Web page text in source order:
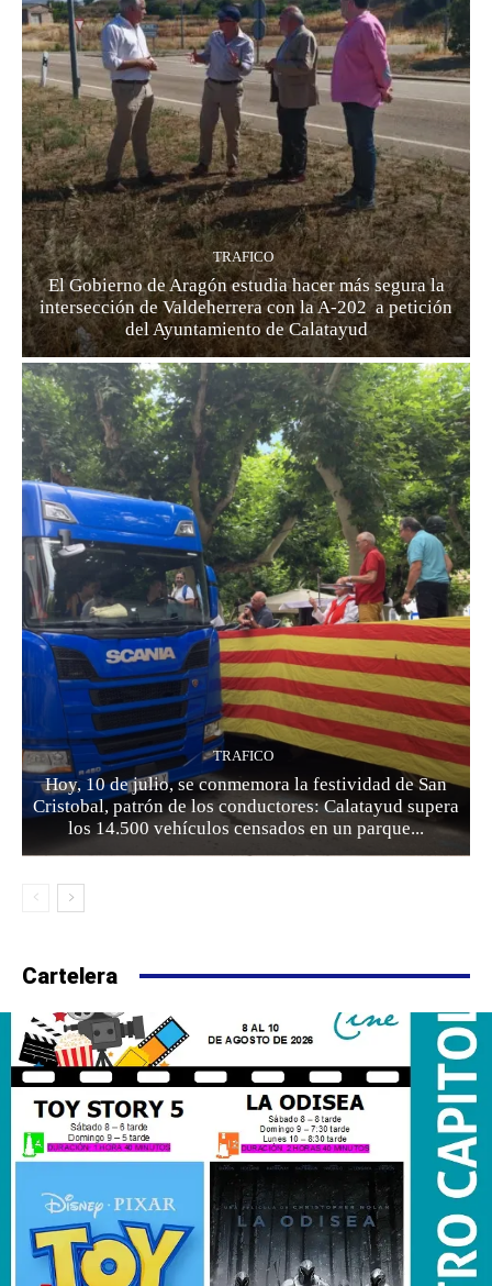
TRAFICO
El Gobierno de Aragón estudia hacer más segura la
intersección de Valdeherrera con la A-202 a petición
del Ayuntamiento de Calatayud
TRAFICO
Hoy, 10 de julio, se conmemora la festividad de San
Cristobal, patrón de los conductores: Calatayud supera
los 14.500 vehículos censados en un parque...
Cartelera